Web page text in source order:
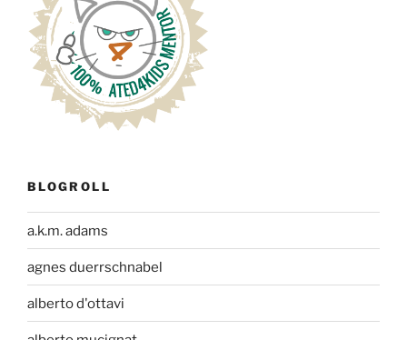
BLOGROLL
a.k.m. adams
agnes duerrschnabel
alberto d'ottavi